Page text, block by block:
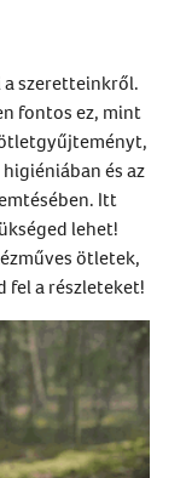
szeretteinkről.
fontos ez, mint
és az
Itt
lehet!
ötletek,
fel a részleteket!